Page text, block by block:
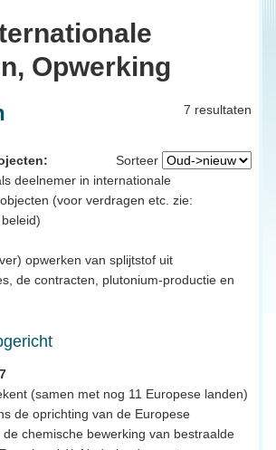
Opwerking
7 resultaten
Sorteer
deelnemer in internationale
(voor verdragen etc. zie:
opwerken van splijtstof uit
de contracten, plutonium-productie en
(samen met nog 11 Europese landen)
de oprichting van de Europese
chemische bewerking van bestraalde